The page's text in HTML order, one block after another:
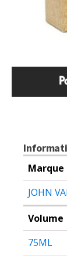
Marque
JOHN
Volume
75ML